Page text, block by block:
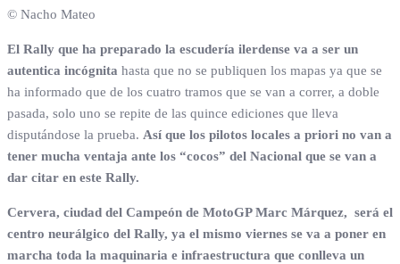
© Nacho Mateo
El Rally que ha preparado la escudería ilerdense va a ser un
autentica incógnita hasta que no se publiquen los mapas ya que se
ha informado que de los cuatro tramos que se van a correr, a doble
pasada, solo uno se repite de las quince ediciones que lleva
disputándose la prueba. Así que los pilotos locales a priori no van a
tener mucha ventaja ante los “cocos” del Nacional que se van a
dar citar en este Rally.
Cervera, ciudad del Campeón de MotoGP Marc Márquez, será el
centro neurálgico del Rally, ya el mismo viernes se va a poner en
marcha toda la maquinaria e infraestructura que conlleva un